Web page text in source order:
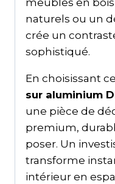
meubles en
naturels ou un
crée un
sophistiqué.
En choisissant
sur aluminium
une pièce de
premium,
poser. Un
transforme
intérieur en